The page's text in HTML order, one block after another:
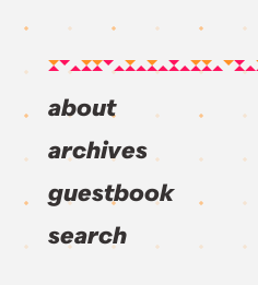
about
archives
guestbook
search